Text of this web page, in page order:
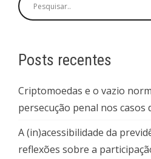
Posts recentes
Criptomoedas e o vazio
persecução penal nos
A (in)acessibilidade da
reflexões sobre a